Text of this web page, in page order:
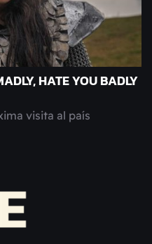
HATE YOU BADLY
visita al país